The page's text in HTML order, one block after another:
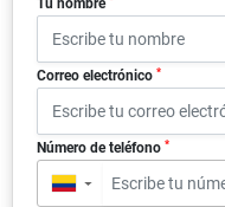
Tu nombre
Correo electrónico *
Número de teléfono *
▼